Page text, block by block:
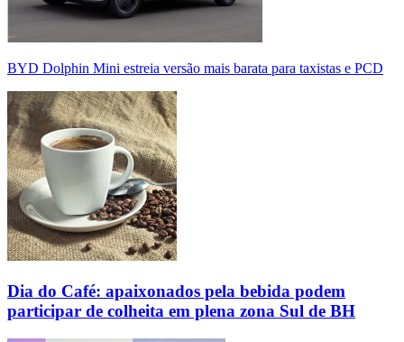
BYD Dolphin Mini estreia versão mais barata para taxistas e PCD
Dia do Café: apaixonados pela bebida podem
participar de colheita em plena zona Sul de BH